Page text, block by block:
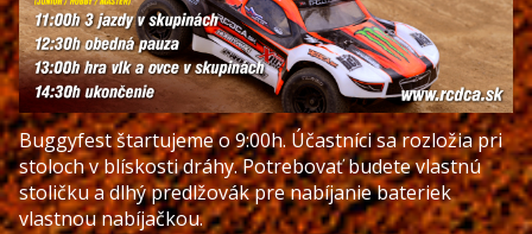
Buggyfest štartujeme o 9:00h. Účastníci sa rozložia pri
stoloch v blískosti dráhy. Potrebovať budete vlastnú
stoličku a dlhý predlžovák pre nabíjanie bateriek
vlastnou nabíjačkou.